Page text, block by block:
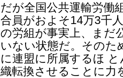
だが全国公共運輸労働
合員がおよそ14万3千
の労組が事実上、まだ
いない状態だ。そのた
に連盟に所属するほ
織転換させることに力